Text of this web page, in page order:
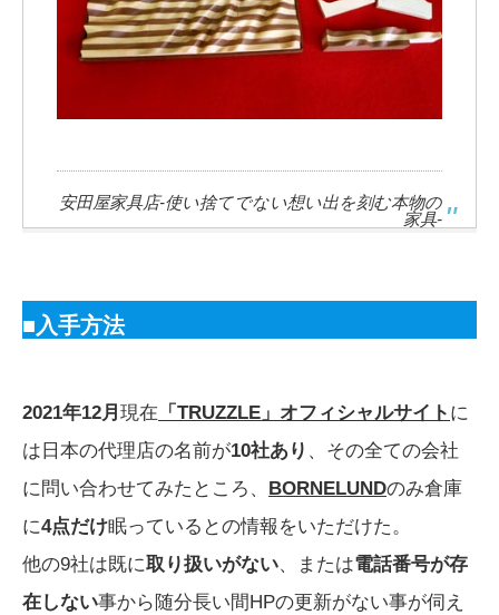
安田屋家具店-使い捨てでない想い出を刻む本物の
家具-
■入手方法
2021年12月 現在 「TRUZZLE」オフィシャルサイト に
は日本の代理店の名前が10社あり 、その全ての会社
に問い合わせてみたところ、 BORNELUNDのみ倉庫
に4点だけ眠っているとの情報をいただけた。
他の9社は既に取り扱いがない、または電話番号が存
在しない事から随分長い間HPの更新がない事が伺え